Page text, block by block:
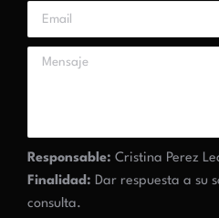
Responsable: Cristina Perez
Finalidad: Dar respuesta a su
consulta.